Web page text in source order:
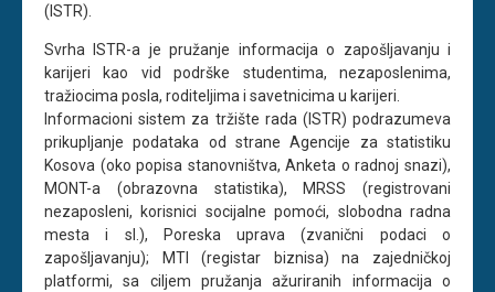
(ISTR).
Svrha ISTR-a je pružanje informacija o zapošljavanju i
karijeri kao vid podrške studentima, nezaposlenima,
tražiocima posla, roditeljima i savetnicima u karijeri.
Informacioni sistem za tržište rada (ISTR) podrazumeva
prikupljanje podataka od strane Agencije za statistiku
Kosova (oko popisa stanovništva, Anketa o radnoj snazi),
MONT-a (obrazovna statistika), MRSS (registrovani
nezaposleni, korisnici socijalne pomoći, slobodna radna
mesta i sl.), Poreska uprava (zvanični podaci o
zapošljavanju); MTI (registar biznisa) na zajedničkoj
platformi, sa ciljem pružanja ažuriranih informacija o